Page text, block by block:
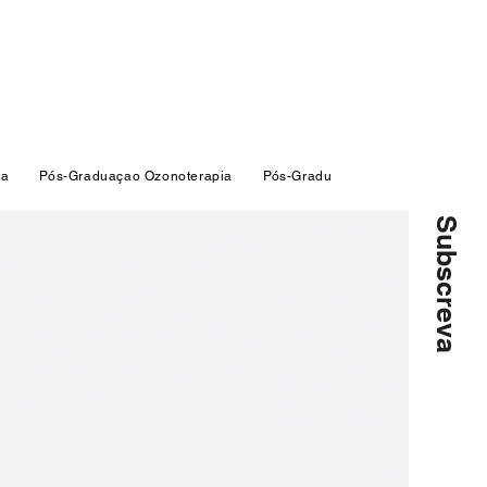
Subscreva
Pós-Graduaçao Ozonoterapia Pós-Graduaçao Ozonoterapia